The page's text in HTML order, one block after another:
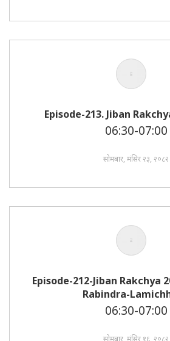
Episode-213. Jiban
06:30-07:00
सोमबार, मंसिर २३, २०८२
Episode-212-Jiban Rakchya
Rabindra-
06:30-07:00
सोमबार, मंसिर १६, २०८२